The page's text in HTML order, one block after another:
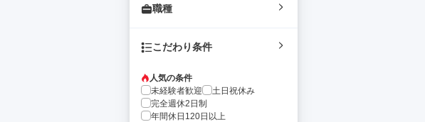
職種
こだわり条件
人気の条件
未経験者歓迎
土日祝休み
完全週休2日制
年間休日120日以上